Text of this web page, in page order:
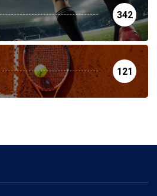
342
121